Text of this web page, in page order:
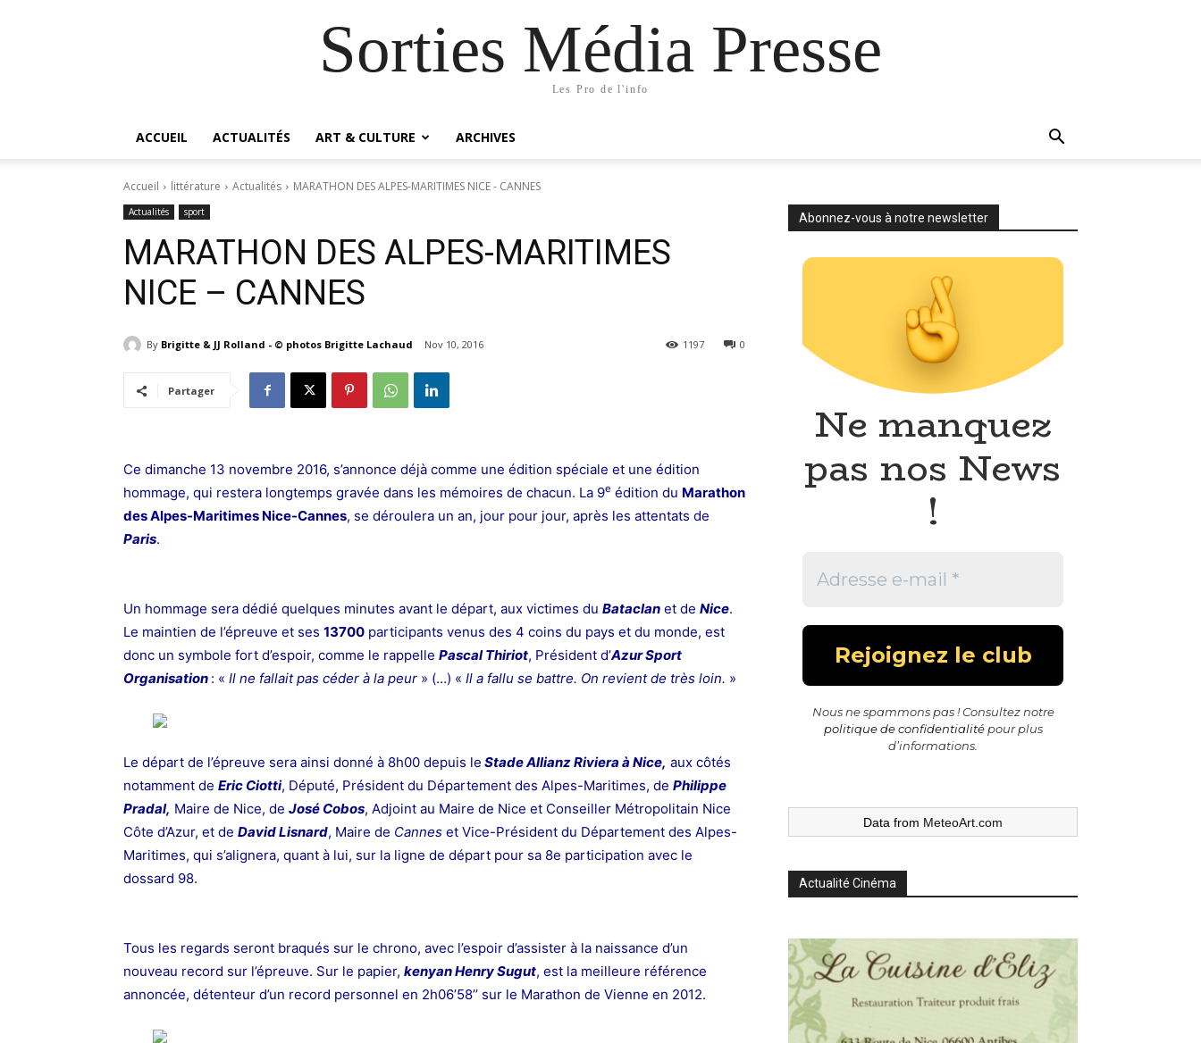
Sorties Média Presse
Les Pro de l'info
ACCUEIL ACTUALITÉS ART & CULTURE ARCHIVES
Accueil littérature Actualités MARATHON DES ALPES-MARITIMES NICE - CANNES
Actualités sport
MARATHON DES ALPES-MARITIMES
NICE – CANNES
By Brigitte & JJ Rolland - © photos Brigitte Lachaud Nov 10, 2016 0
1197
Partager
Ce dimanche 13 novembre 2016, s’annonce déjà comme une édition spéciale et une édition
hommage, qui restera longtemps gravée dans les mémoires de chacun. La 9e édition du Marathon
des Alpes-Maritimes Nice-Cannes, se déroulera un an, jour pour jour, après les attentats de
Paris.
Un hommage sera dédié quelques minutes avant le départ, aux victimes du Bataclan et de Nice.
Le maintien de l’épreuve et ses 13700 participants venus des 4 coins du pays et du monde, est
donc un symbole fort d’espoir, comme le rappelle Pascal Thiriot, Président d’Azur Sport
Organisation : « Il ne fallait pas céder à la peur » (…) « Il a fallu se battre. On revient de très loin. »
Le départ de l’épreuve sera ainsi donné à 8h00 depuis le Stade Allianz Riviera à Nice, aux côtés
notamment de Eric Ciotti, Député, Président du Département des Alpes-Maritimes, de Philippe
Pradal, Maire de Nice, de José Cobos, Adjoint au Maire de Nice et Conseiller Métropolitain Nice
Côte d’Azur, et de David Lisnard, Maire de Cannes et Vice-Président du Département des Alpes-
Maritimes, qui s’alignera, quant à lui, sur la ligne de départ pour sa 8e participation avec le
dossard 98.
Tous les regards seront braqués sur le chrono, avec l’espoir d’assister à la naissance d’un
nouveau record sur l’épreuve. Sur le papier, kenyan Henry Sugut, est la meilleure référence
annoncée, détenteur d’un record personnel en 2h06’58’’ sur le Marathon de Vienne en 2012.
Abonnez-vous à notre newsletter
Ne manquez
pas nos News
!
Nous ne spammons pas ! Consultez notre
politique de confidentialitépour plus
d’informations.
Data from MeteoArt.com
Actualité Cinéma